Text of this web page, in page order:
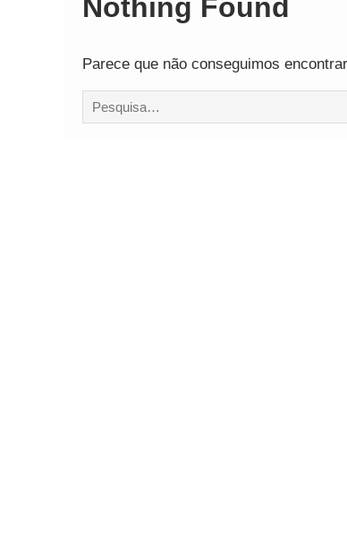
Nothing Found
Parece que não conseguimos
Procurar
por: